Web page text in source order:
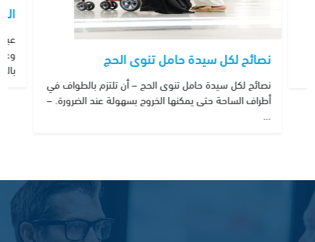
نصائح لكل سيدة حامل تنوى الحج
نصائح لكل سيدة حامل تنوى الحج – أن تلتزم بالطواف في
أطراف الساحة حتى يمكنها الخروج بسهولة عند الضرورة. –